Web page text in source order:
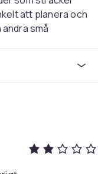
att planera och
små
är inte bara
organiserade.
veckodagar är
vilket gör att du
och dina